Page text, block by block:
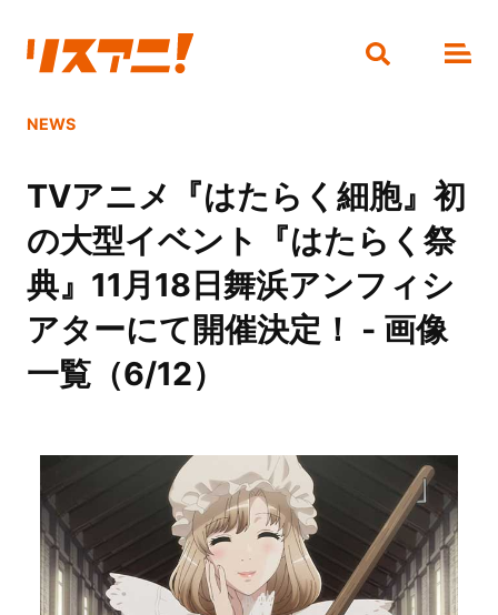
NEWS
TVアニメ『はたらく細胞』初
の大型イベント『はたらく祭
典』11月18日舞浜アンフィシ
アターにて開催決定！ - 画像
一覧（6/12）